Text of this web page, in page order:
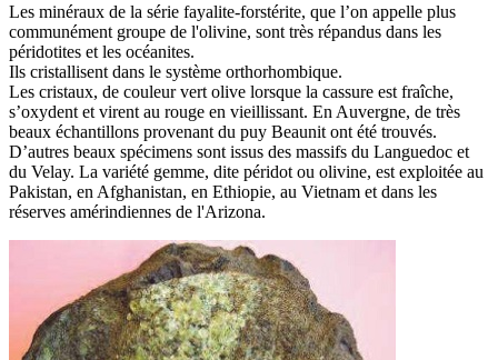
Les minéraux de la série fayalite-forstérite, que l’on appelle plus
communément groupe de l'olivine, sont très répandus dans les
péridotites et les océanites.
Ils cristallisent dans le système orthorhombique.
Les cristaux, de couleur vert olive lorsque la cassure est fraîche,
s’oxydent et virent au rouge en vieillissant. En Auvergne, de très
beaux échantillons provenant du puy Beaunit ont été trouvés.
D’autres beaux spécimens sont issus des massifs du Languedoc et
du Velay. La variété gemme, dite péridot ou olivine, est exploitée au
Pakistan, en Afghanistan, en Ethiopie, au Vietnam et dans les
réserves amérindiennes de l'Arizona.